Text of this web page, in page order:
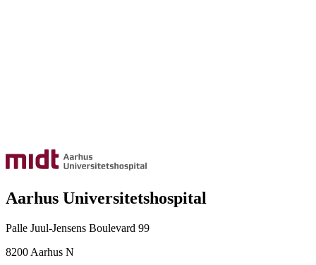
Aarhus Universitetshospital
Palle Juul-Jensens Boulevard 99
8200 Aarhus N